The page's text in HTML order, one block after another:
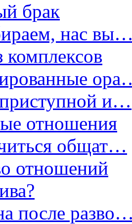
брак
нас
комплексов
и…
отношения
общат…
отношений
после